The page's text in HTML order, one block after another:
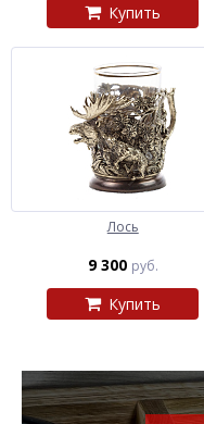
Купить
Лось
9 300 руб.
Купить